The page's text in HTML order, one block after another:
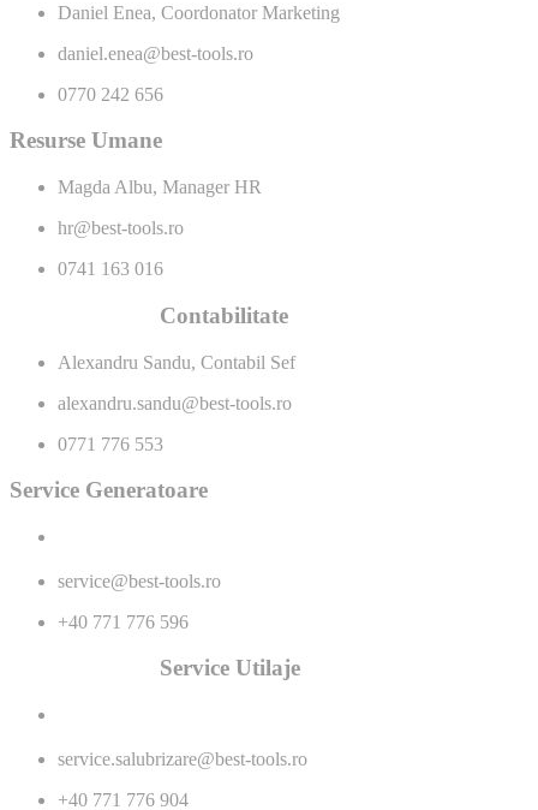
Daniel Enea, Coordonator Marketing
daniel.enea@best-tools.ro
0770 242 656
Resurse Umane
Magda Albu, Manager HR
hr@best-tools.ro
0741 163 016
Contabilitate
Alexandru Sandu, Contabil Sef
alexandru.sandu@best-tools.ro
0771 776 553
Service Generatoare
service@best-tools.ro
+40 771 776 596
Service Utilaje
service.salubrizare@best-tools.ro
+40 771 776 904